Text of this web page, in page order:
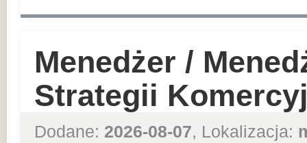
Menedżer /
Strategii
Dodane: 2026-08-07, Lokalizacja: